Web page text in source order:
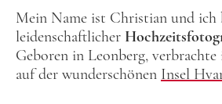
Mein Name ist Christian und ich
leidenschaftlicher
Geboren in Leonberg,
auf der wunderschönen Insel